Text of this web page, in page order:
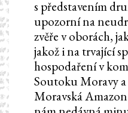
s představením
upozorní na
zvěře v oborách,
jakož i na trvající
hospodaření v
Soutoku Moravy
Moravská